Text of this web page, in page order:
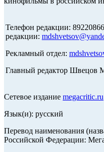
Телефон редакции:
редакции:
Рекламный отдел:
Главный редактор Швецов
Сетевое издание megacritic.ru
Язык(и): русский
Перевод наименования
Российской Федерации: